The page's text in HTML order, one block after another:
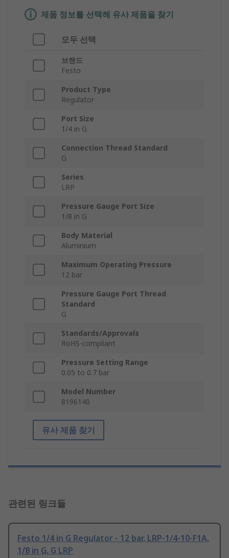
제품 정보를 선택해 유사 제품을 찾기
모두 선택
브랜드
Festo
Product Type
Regulator
Port Size
1/4 in G
Connection Thread Standard
G
Series
LRP
Pressure Gauge Port Size
1/8 in G
Body Material
Aluminium
Maximum Operating Pressure
12 bar
Pressure Gauge Port Thread
Standard
G
Standards/Approvals
RoHS-compliant
Pressure Setting Range
0.05 to 0.7 bar
Model Number
8196140
유사 제품 찾기
관련된 링크들
Festo 1/4 in G Regulator - 12 bar, LRP-1/4-10-F1A,
1/8 in G, G LRP